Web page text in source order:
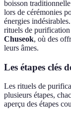
boisson
lors de cérémonies
énergies
rituels de purification
Chuseok, où des
leurs âmes.
Les étapes clés
Les rituels de
plusieurs étapes,
aperçu des étapes